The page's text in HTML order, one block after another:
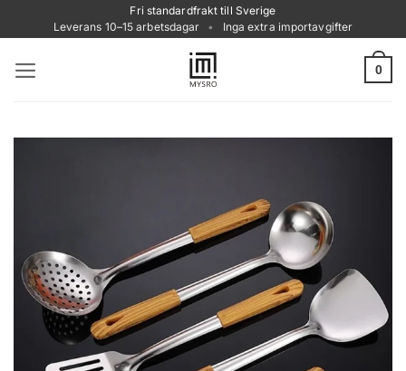
to
content
Fri standardfrakt till Sverige
Leverans 10–15 arbetsdagar
• Inga extra importavgifter
0